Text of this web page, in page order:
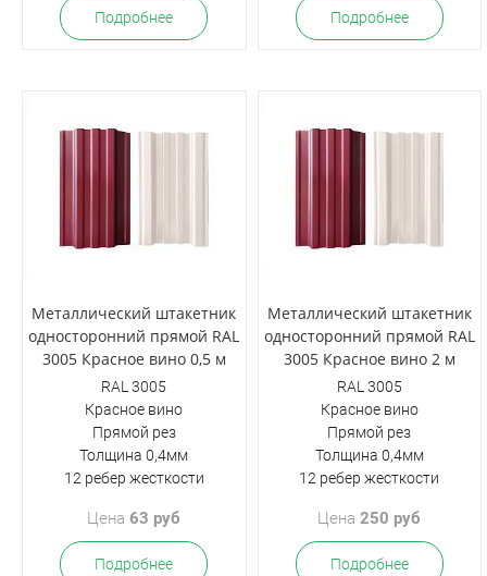
Подробнее Подробнее
Металлический штакетник
односторонний прямой RAL
3005 Красное вино 0,5 м
RAL 3005
Красное вино
Прямой рез
Толщина 0,4мм
12 ребер жесткости
Цена63 руб
Подробнее
Металлический штакетник
односторонний прямой RAL
3005 Красное вино 2 м
RAL 3005
Красное вино
Прямой рез
Толщина 0,4мм
12 ребер жесткости
Цена250 руб
Подробнее